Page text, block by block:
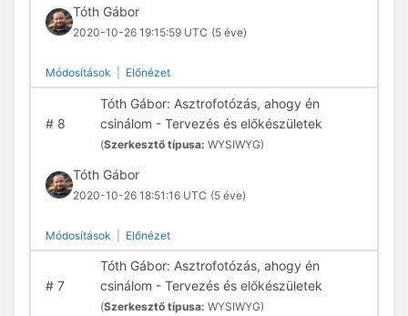
Tóth Gábor
2020-10-26 19:15:59 UTC (5 éve)
Módosítások Előnézet
#8
Tóth Gábor: Asztrofotózás, ahogy én
csinálom - Tervezés és előkészületek
(Szerkesztő típusa: WYSIWYG)
Tóth Gábor
2020-10-26 18:51:16 UTC (5 éve)
Módosítások Előnézet
#7
Tóth Gábor: Asztrofotózás, ahogy én
csinálom - Tervezés és előkészületek
(Szerkesztő típusa: WYSIWYG)